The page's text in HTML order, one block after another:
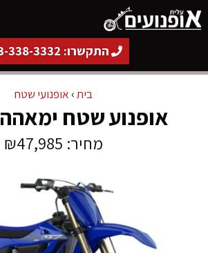
לדלג
לתוכן
התקשרו: 053-338-3332
בית› אופנועי שטח
אופנוע שטח ימאהה YZ250
מחיר: ₪47,985